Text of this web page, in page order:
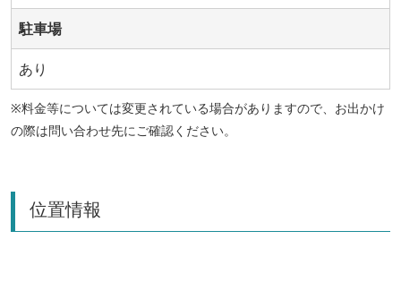
駐車場
あり
※料金等については変更されている場合がありますので、お出かけ
の際は問い合わせ先にご確認ください。
位置情報